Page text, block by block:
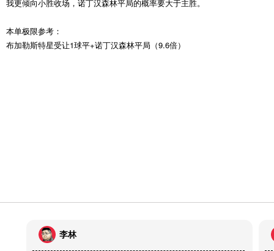
我更倾向小胜收场，诺丁汉森林平局的概率要大于主胜。
本单极限参考：
布加勒斯特星受让1球平+诺丁汉森林平局（9.6倍）
李林